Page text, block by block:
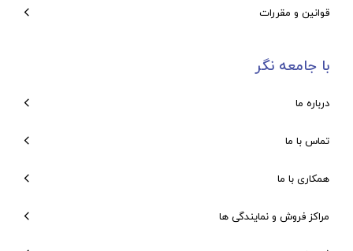
قوانین و مقررات
با جامعه نگر
درباره ما
تماس با ما
همکاری با ما
مراکز فروش و نمایندگی ها